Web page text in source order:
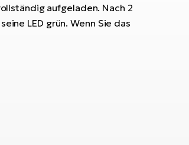
aufgeladen. Nach 2
LED grün. Wenn Sie das